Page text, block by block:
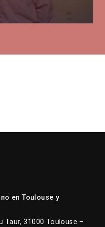
en Toulouse y
Taur, 31000 Toulouse –